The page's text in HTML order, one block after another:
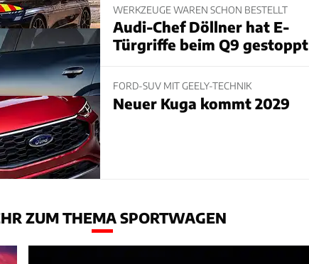
WERKZEUGE WAREN SCHON BESTELLT
Audi-Chef Döllner hat E-
Türgriffe beim Q9 gestoppt
FORD-SUV MIT GEELY-TECHNIK
Neuer Kuga kommt 2029
ZUM THEMA SPORTWAGEN